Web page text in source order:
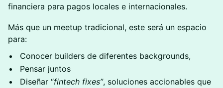
financiera para pagos locales e internacionales.
Más que un meetup tradicional, este será un espacio
para:
Conocer builders de diferentes backgrounds,
Pensar juntos
Diseñar “fintech fixes”, soluciones accionables que